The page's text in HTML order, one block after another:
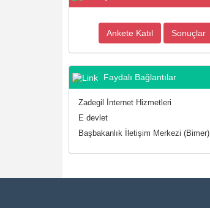
Ankete Katıl Sonuçlar
Faydalı Bağlantılar
Zadegil İnternet Hizmetleri
E devlet
Başbakanlık İletişim Merkezi (Bimer)